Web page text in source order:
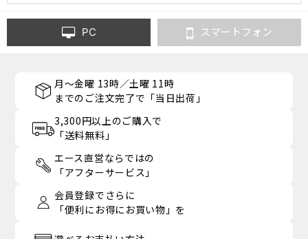
PC スマートフォン
月～金曜 13時／土曜 11時
までのご注文完了で「当日出荷」
3,300円以上のご購入で
「送料無料」
エース直営ならではの
「アフターサービス」
会員登録でさらに
「便利にお得にお買い物」を